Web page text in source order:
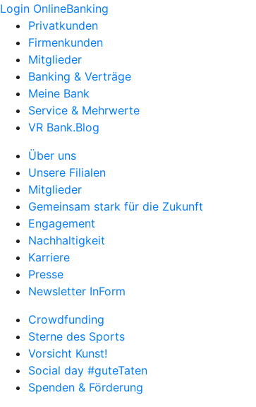
Login OnlineBanking
Privatkunden
Firmenkunden
Mitglieder
Banking & Verträge
Meine Bank
Service & Mehrwerte
VR Bank.Blog
Über uns
Unsere Filialen
Mitglieder
Gemeinsam stark für die Zukunft
Engagement
Nachhaltigkeit
Karriere
Presse
Newsletter InForm
Crowdfunding
Sterne des Sports
Vorsicht Kunst!
Social day #guteTaten
Spenden & Förderung